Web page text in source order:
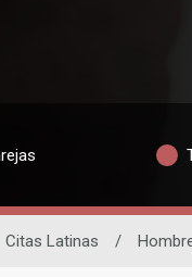
Citas Latinas /